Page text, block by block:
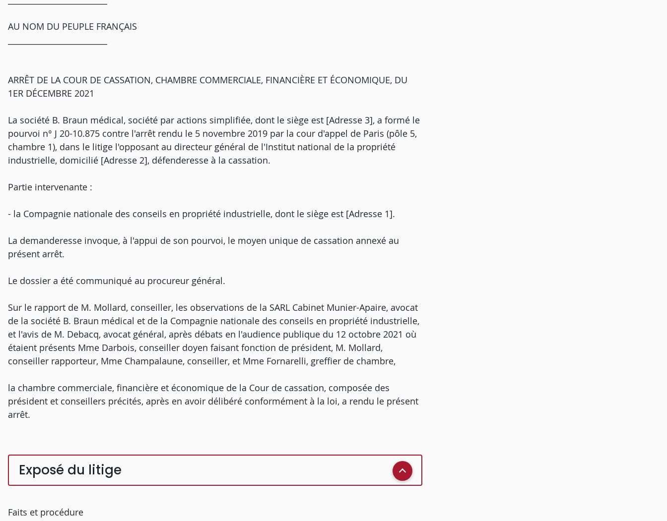
AU NOM DU PEUPLE FRANÇAIS
ARRÊT DE LA COUR DE CASSATION, CHAMBRE COMMERCIALE, FINANCIÈRE ET ÉCONOMIQUE, DU
1ER DÉCEMBRE 2021
La société B. Braun médical, société par actions simplifiée, dont le siège est [Adresse 3], a formé le
pourvoi n° J 20-10.875 contre l'arrêt rendu le 5 novembre 2019 par la cour d'appel de Paris (pôle 5,
chambre 1), dans le litige l'opposant au directeur général de l'Institut national de la propriété
industrielle, domicilié [Adresse 2], défenderesse à la cassation.
Partie intervenante :
- la Compagnie nationale des conseils en propriété industrielle, dont le siège est [Adresse 1].
La demanderesse invoque, à l'appui de son pourvoi, le moyen unique de cassation annexé au
présent arrêt.
Le dossier a été communiqué au procureur général.
Sur le rapport de M. Mollard, conseiller, les observations de la SARL Cabinet Munier-Apaire, avocat
de la société B. Braun médical et de la Compagnie nationale des conseils en propriété industrielle,
et l'avis de M. Debacq, avocat général, après débats en l'audience publique du 12 octobre 2021 où
étaient présents Mme Darbois, conseiller doyen faisant fonction de président, M. Mollard,
conseiller rapporteur, Mme Champalaune, conseiller, et Mme Fornarelli, greffier de chambre,
la chambre commerciale, financière et économique de la Cour de cassation, composée des
président et conseillers précités, après en avoir délibéré conformément à la loi, a rendu le présent
arrêt.
Exposé du litige
Faits et procédure